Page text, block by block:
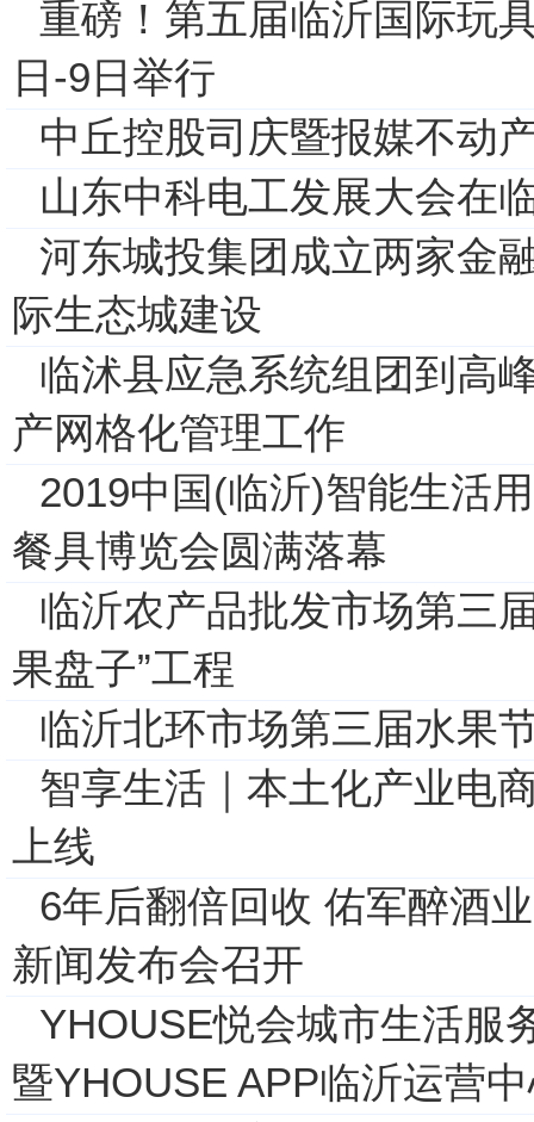
重磅！第五届临沂国际玩
日-9日举行
中丘控股司庆暨报媒不动
山东中科电工发展大会在
河东城投集团成立两家金
际生态城建设
临沭县应急系统组团到高
产网格化管理工作
2019中国(临沂)智能生活
餐具博览会圆满落幕
临沂农产品批发市场第三
果盘子”工程
临沂北环市场第三届水果
智享生活｜本土化产业电
上线
6年后翻倍回收 佑军醉酒
新闻发布会召开
YHOUSE悦会城市生活服
暨YHOUSE APP临沂运营